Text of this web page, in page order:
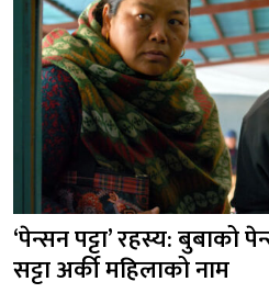
‘पेन्सन पट्टा’ रहस्य:
सट्टा अर्की महिलाको नाम